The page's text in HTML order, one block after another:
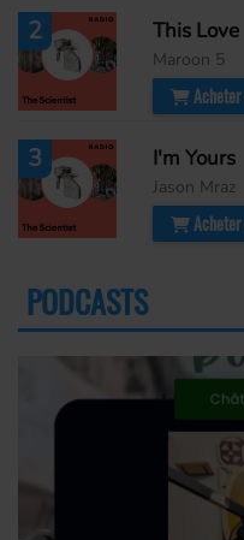
2 This Love
Maroon 5
3 I'm Yours
Jason Mraz
PODCASTS